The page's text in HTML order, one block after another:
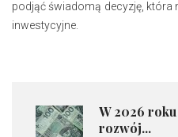
podjąć świadomą decyzję, która
inwestycyjne.
​W 2026
rozwój...